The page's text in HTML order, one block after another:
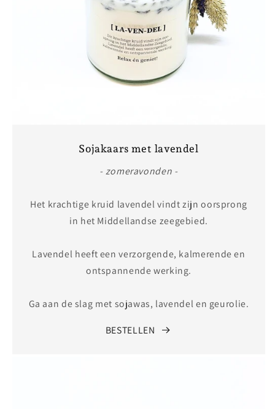
Sojakaars met lavendel
- zomeravonden -
Het krachtige kruid lavendel vindt zijn oorsprong
in het Middellandse zeegebied.
Lavendel heeft een verzorgende, kalmerende en
ontspannende werking.
Ga aan de slag met sojawas, lavendel en geurolie.
BESTELLEN